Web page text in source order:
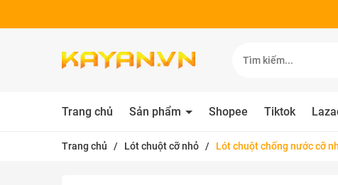
Trang chủ Sản phẩm Shopee Tiktok
Trang chủ / Lót chuột cỡ nhỏ / Lót chuột chống nước cỡ